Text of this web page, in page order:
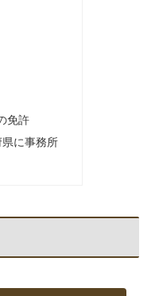
免許
に事務所